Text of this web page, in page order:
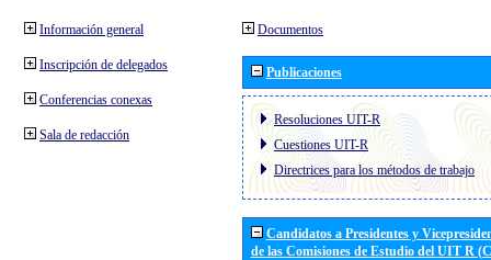
Información general
Inscripción de delegados
Conferencias conexas
Sala de redacción
Documentos
Publicaciones
Resoluciones UIT-R
Cuestiones UIT-R
Directrices para los métodos de trabajo
Candidatos a Presidentes y
de las Comisiones de Estudio del UIT R